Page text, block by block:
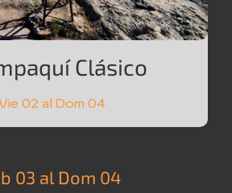
Clásico
Vie 02 al Dom 04
03 al Dom 04